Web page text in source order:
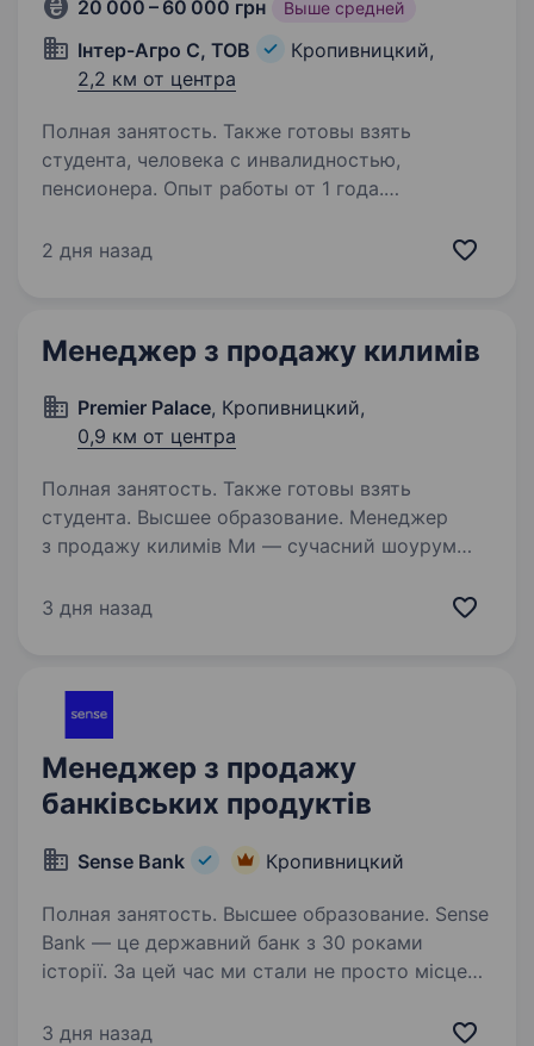
20 000 – 60 000 грн Выше средней
Інтер-Агро С, ТОВ
Кропивницкий,
2,2 км от центра
Полная занятость. Также готовы взять
студента, человека с инвалидностью,
пенсионера. Опыт работы от 1 года.
З ІНТЕРЕСОМ. ЗАРОБЛЯЙ ВІДПОВІДНО ДО
мінеральних добрив. У зв’язку…
2 дня назад
Менеджер з продажу килимів
Premier Palace, Кропивницкий,
0,9 км от центра
Полная занятость. Также готовы взять
студента. Высшее образование. Менеджер
з продажу килимів Ми — сучасний шоурум
який активно розвивається та масштабується.
3 дня назад
Менеджер з продажу
банківських продуктів
Sense Bank Кропивницкий
Полная занятость. Высшее образование. Sense
Bank — це державний банк з 30 роками
історії. За цей час ми стали не просто місцем
де кожен присвячений місії — створювати
3 дня назад